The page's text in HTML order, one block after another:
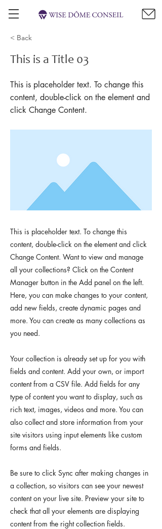
< Back
This is a Title 03
This is placeholder text. To change this
content, double-click on the element and
click Change Content.
This is placeholder text. To change this
content, double-click on the element and click
Change Content. Want to view and manage
all your collections? Click on the Content
Manager button in the Add panel on the left.
Here, you can make changes to your content,
add new fields, create dynamic pages and
more. You can create as many collections as
you need.
Your collection is already set up for you with
fields and content. Add your own, or import
content from a CSV file. Add fields for any
type of content you want to display, such as
rich text, images, videos and more. You can
also collect and store information from your
site visitors using input elements like custom
forms and fields.
Be sure to click Sync after making changes in
a collection, so visitors can see your newest
content on your live site. Preview your site to
check that all your elements are displaying
content from the right collection fields.